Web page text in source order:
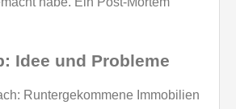
Idee und Probleme
Runtergekommene Immobilien